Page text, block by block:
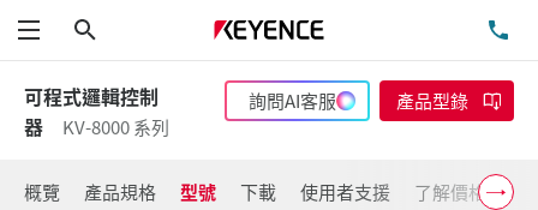
功能表
可程式邏輯控制
器
KV-8000 系列
詢問AI客服 產品型錄
概覽 產品規格 型號 下載 使用者支援 了解價格